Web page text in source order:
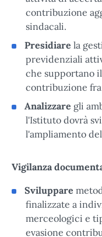
contribuzione
sindacali.
Presidiare la
previdenziali
che supportano
contribuzione
Analizzare gli
l'Istituto dovrà
l'ampliamento
Vigilanza
Sviluppare
finalizzate a
merceologici e
evasione